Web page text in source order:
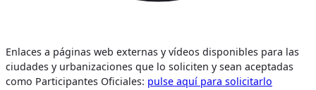
Enlaces a páginas web externas y vídeos disponibles para las
ciudades y urbanizaciones que lo soliciten y sean aceptadas
como Participantes Oficiales: pulse aquí para solicitarlo